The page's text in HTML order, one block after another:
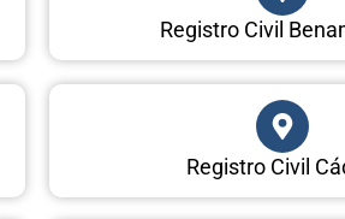
Registro Civil
Registro Civil